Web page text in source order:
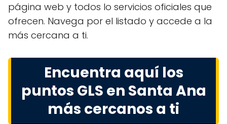
página web y todos lo servicios oficiales que
ofrecen. Navega por el listado y accede a la
más cercana a ti.
Encuentra aquí los
puntos GLS en Santa Ana
más cercanos a ti